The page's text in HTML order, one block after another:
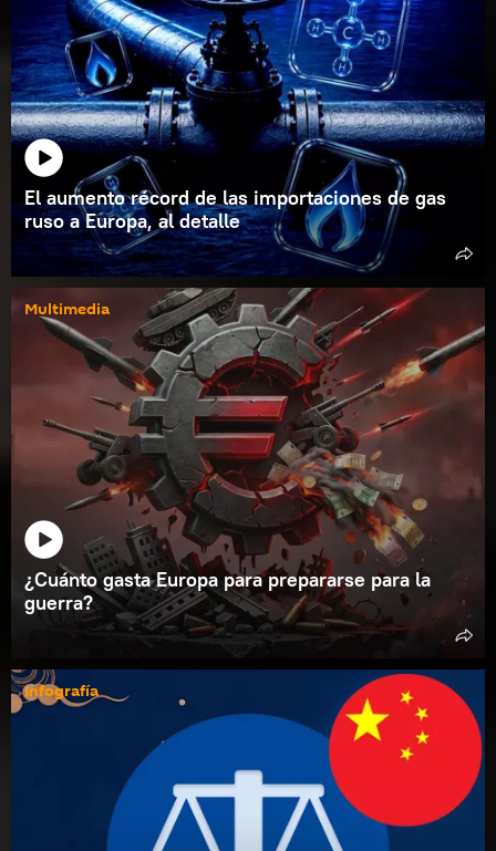
El aumento récord de las importaciones de gas
ruso a Europa, al detalle
Multimedia
¿Cuánto gasta Europa para prepararse para la
guerra?
Infografía